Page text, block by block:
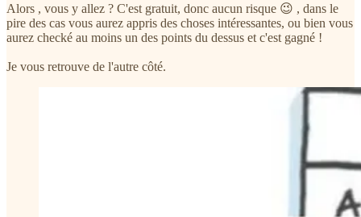
Alors , vous y allez ? C'est gratuit, donc aucun risque 😉 , dans le
pire des cas vous aurez appris des choses intéressantes, ou bien vous
aurez checké au moins un des points du dessus et c'est gagné !
Je vous retrouve de l'autre côté.